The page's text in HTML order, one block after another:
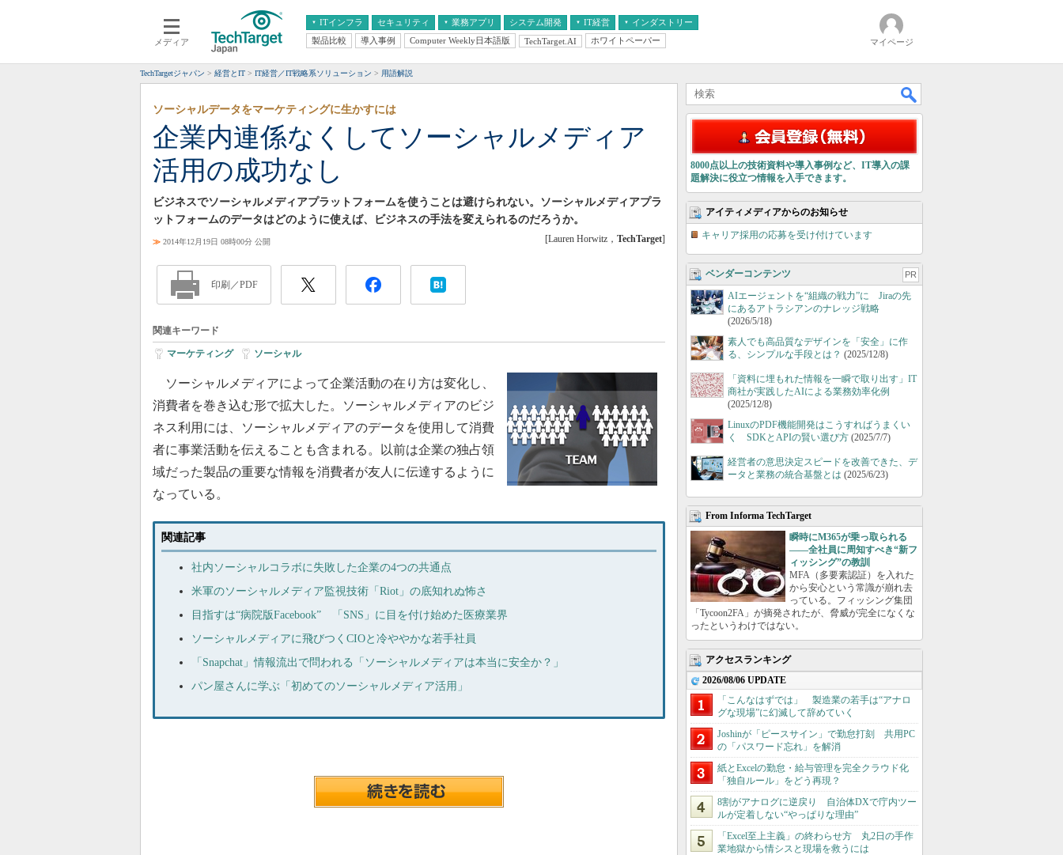
メディア
ITインフラ
クラウド
スマートモバイル
ネットワーク
システム運用管理
セキュリティ 業務アプリ
エンタープライズAI
ERP
CX
情報系システム
システム開発 IT経営
経営とIT
インダストリー
医療IT
製品比較 導入事例 Computer Weekly日本語版 TechTarget.AI ホワイトペーパー マイページ
TechTargetジャパン 経営とIT IT経営／IT戦略系ソリューション 用語解説
企業内連係なくしてソーシャルメディア
活用の成功なし
ソーシャルデータをマーケティングに生かすには
ビジネスでソーシャルメディアプラットフォームを使うことは避けられない。ソーシャルメディアプラ
ットフォームのデータはどのように使えば、ビジネスの手法を変えられるのだろうか。
≫ 2014年12月19日 08時00分 公開 [Lauren Horwitz， TechTarget]
印刷／PDF
関連キーワード
マーケティング| ソーシャル
ソーシャルメディアによって企業活動の在り方は変化し、
消費者を巻き込む形で拡大した。ソーシャルメディアのビジ
ネス利用には、ソーシャルメディアのデータを使用して消費
者に事業活動を伝えることも含まれる。以前は企業の独占領
域だった製品の重要な情報を消費者が友人に伝達するように
なっている。
関連記事
社内ソーシャルコラボに失敗した企業の4つの共通点
米軍のソーシャルメディア監視技術「Riot」の底知れぬ怖さ
目指すは“病院版Facebook” 「SNS」に目を付け始めた医療業界
ソーシャルメディアに飛びつくCIOと冷ややかな若手社員
「Snapchat」情報流出で問われる「ソーシャルメディアは本当に安全か？」
パン屋さんに学ぶ「初めてのソーシャルメディア活用」
8000点以上の技術資料や導入事例など、IT導入の課
題解決に役立つ情報を入手できます。
アイティメディアからのお知らせ
キャリア採用の応募を受け付けています
ベンダーコンテンツ PR
AIエージェントを“組織の戦力”に Jiraの先
にあるアトラシアンのナレッジ戦略
(2026/5/18)
素人でも高品質なデザインを「安全」に作
る、シンプルな手段とは？ (2025/12/8)
「資料に埋もれた情報を一瞬で取り出す」IT
商社が実践したAIによる業務効率化例
(2025/12/8)
LinuxのPDF機能開発はこうすればうまくい
く SDKとAPIの賢い選び方 (2025/7/7)
経営者の意思決定スピードを改善できた、デ
ータと業務の統合基盤とは (2025/6/23)
From Informa TechTarget
瞬時にM365が乗っ取られる
――全社員に周知すべき“新フ
ィッシング”の教訓
MFA（多要素認証）を入れた
から安心という常識が崩れ去
っている。フィッシング集団
「Tycoon2FA」が摘発されたが、脅威が完全になくな
ったというわけではない。
アクセスランキング
2026/08/06 UPDATE
「こんなはずでは」 製造業の若手は“アナロ
グな現場”に幻滅して辞めていく
Joshinが「ピースサイン」で勤怠打刻 共用PC
の「パスワード忘れ」を解消
紙とExcelの勤怠・給与管理を完全クラウド化
「独自ルール」をどう再現？
8割がアナログに逆戻り 自治体DXで庁内ツー
ルが定着しない“やっぱりな理由”
「Excel至上主義」の終わらせ方 丸2日の手作
業地獄から情シスと現場を救うには